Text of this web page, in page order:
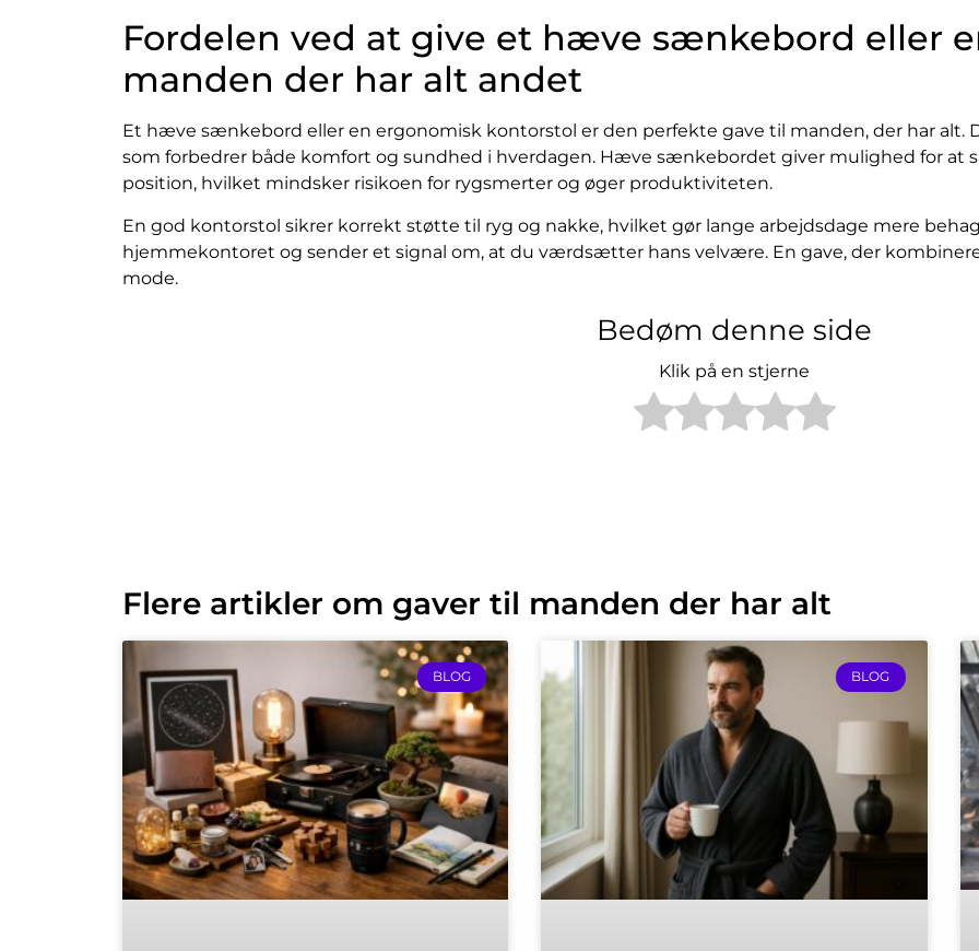
Fordelen ved at give et hæve sænkebord eller
manden der har alt andet
Et hæve sænkebord eller en ergonomisk kontorstol er den perfekte gave til manden, der har alt.
som forbedrer både komfort og sundhed i hverdagen. Hæve sænkebordet giver mulighed for at
position, hvilket mindsker risikoen for rygsmerter og øger produktiviteten.
En god kontorstol sikrer korrekt støtte til ryg og nakke, hvilket gør lange arbejdsdage mere
hjemmekontoret og sender et signal om, at du værdsætter hans velvære. En gave, der
mode.
Bedøm denne side
Klik på en stjerne
Flere artikler om gaver til manden der har alt
BLOG BLOG